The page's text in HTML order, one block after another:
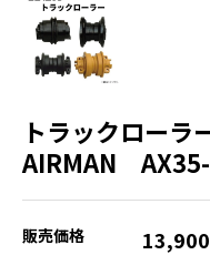
トラックロー
AIRMAN
販売価格